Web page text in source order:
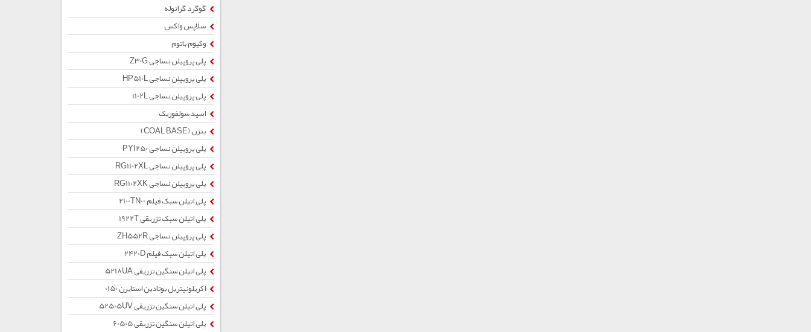
گوگرد گرانوله
سلاپس واکس
وکیوم باتوم
پلی پروپیلن نساجی Z30G
پلی پروپیلن نساجی HP510L
پلی پروپیلن نساجی 1102L
اسید سولفوریک
بنزن (COAL BASE)
پلی پروپیلن نساجی PYI250
پلی پروپیلن نساجی RG1102XL
پلی پروپیلن نساجی RG1102XK
پلی اتیلن سبک فیلم 2100TN00
پلی اتیلن سبک تزریقی 1922T
پلی پروپیلن نساجی ZH552R
پلی اتیلن سبک فیلم 2420D
پلی اتیلن سنگین تزریقی 5218UA
اکریلونیتریل بوتادین استایرن 0150
پلی اتیلن سنگین تزریقی 52505UV
پلی اتیلن سنگین تزریقی 60505